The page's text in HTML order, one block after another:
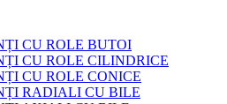
CU ROLE BUTOI
CU ROLE CILINDRICE
CU ROLE CONICE
RADIALI CU BILE